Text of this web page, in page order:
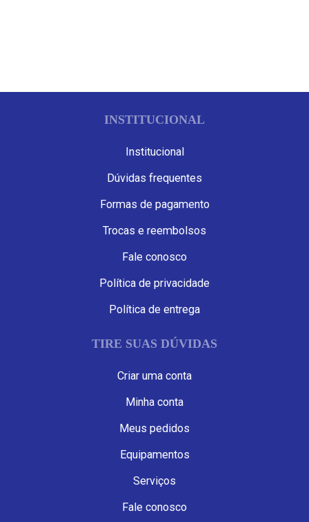
INSTITUCIONAL
Institucional
Dúvidas frequentes
Formas de pagamento
Trocas e reembolsos
Fale conosco
Política de privacidade
Política de entrega
TIRE SUAS DÚVIDAS
Criar uma conta
Minha conta
Meus pedidos
Equipamentos
Serviços
Fale conosco